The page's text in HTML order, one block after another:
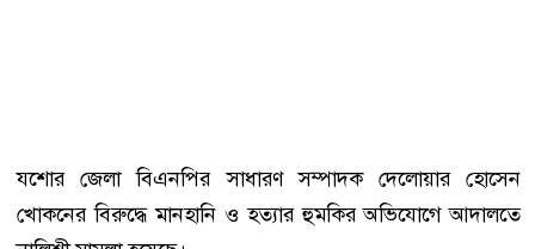
যশোর জেলা বিএনপির সাধারণ সম্পাদক দেলোয়ার হোসেন
খোকনের বিরুদ্ধে মানহানি ও হত্যার হুমকির অভিযোগে আদালতে